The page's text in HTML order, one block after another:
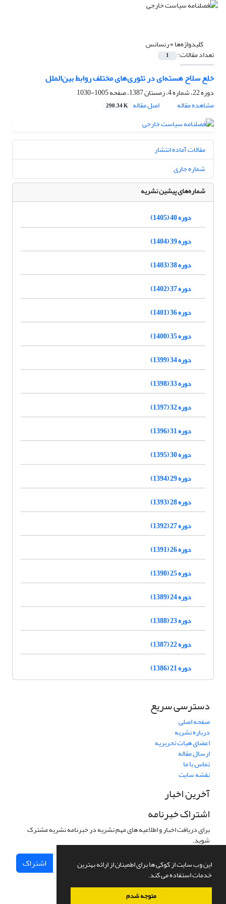
این وب سایت از کوکی ها برای اطمینان از ارائه بهترین
خدمات استفاده می کند.
متوجه شدم
کلیدواژه‌ها =رنسانس
تعداد مقالات: 1
خلع سلاح هسته‌ای در تئوری‌های مختلف روابط ‏بین‌الملل
دوره 22، شماره 4، زمستان 1387، صفحه
1005-1030
مشاهده مقاله
اصل مقاله 290.34 K
مقالات آماده انتشار
شماره جاری
شماره‌های پیشین نشریه
دوره 40 (1405)
دوره 39 (1404)
دوره 38 (1403)
دوره 37 (1402)
دوره 36 (1401)
دوره 35 (1400)
دوره 34 (1399)
دوره 33 (1398)
دوره 32 (1397)
دوره 31 (1396)
دوره 30 (1395)
دوره 29 (1394)
دوره 28 (1393)
دوره 27 (1392)
دوره 26 (1391)
دوره 25 (1390)
دوره 24 (1389)
دوره 23 (1388)
دوره 22 (1387)
دوره 21 (1386)
دسترسی سریع
صفحه اصلی
درباره نشریه
اعضای هیات تحریریه
ارسال مقاله
تماس با ما
نقشه سایت
آخرین اخبار
اشتراک خبرنامه
برای دریافت اخبار و اطلاعیه های مهم نشریه در خبرنامه نشریه مشترک
شوید.
اشتراک